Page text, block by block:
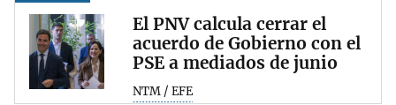
El PNV calcula cerrar el
acuerdo de Gobierno con el
PSE a mediados de junio
NTM / EFE